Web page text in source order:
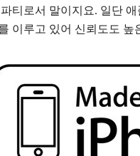
티로서 말이지요. 일단
이루고 있어 신뢰도도 높